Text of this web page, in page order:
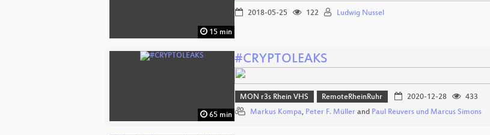
15 min
2018-05-25 122 Ludwig Nussel
65 min
#CRYPTOLEAKS
MON r3s Rhein VHS RemoteRheinRuhr 2020-12-28
433
Markus Kompa, Peter F. Müller and Paul Reuvers und Marcus Simons